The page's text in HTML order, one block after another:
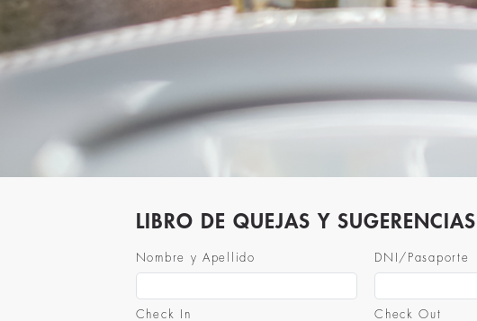
LIBRO DE QUEJAS Y SUGERENCIAS
Nombre y Apellido DNI/Pasaporte
Check In Check Out